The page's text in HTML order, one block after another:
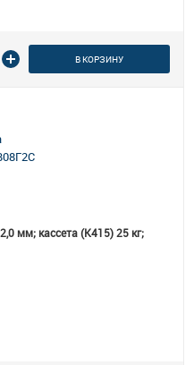
В КОРЗИНУ
мм; кассета (К415) 25 кг;